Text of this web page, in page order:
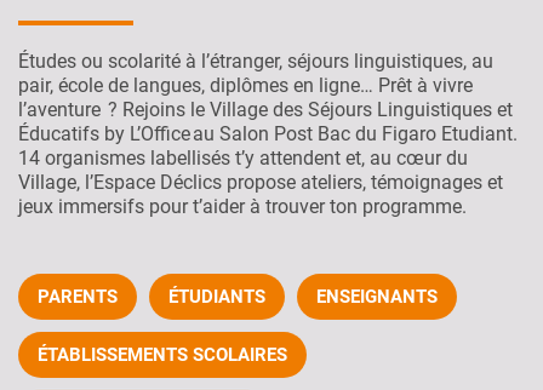
Études ou scolarité à l’étranger, séjours linguistiques, au
pair, école de langues, diplômes en ligne… Prêt à vivre
l’aventure ? Rejoins le Village des Séjours Linguistiques et
Éducatifs by L’Office au Salon Post Bac du Figaro Etudiant.
14 organismes labellisés t’y attendent et, au cœur du
Village, l’Espace Déclics propose ateliers, témoignages et
jeux immersifs pour t’aider à trouver ton programme.
PARENTS ÉTUDIANTS ENSEIGNANTS
ÉTABLISSEMENTS SCOLAIRES